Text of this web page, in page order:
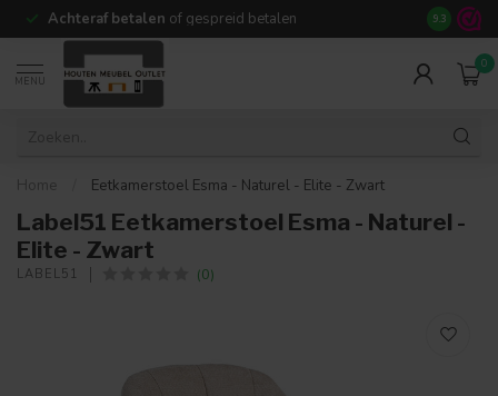
Achteraf betalen of gespreid betalen 14 dagen
9.3
MENU
0
Home Eetkamerstoel Esma - Naturel - Elite - Zwart
Label51 Eetkamerstoel Esma - Naturel -
Elite - Zwart
LABEL51 (0)